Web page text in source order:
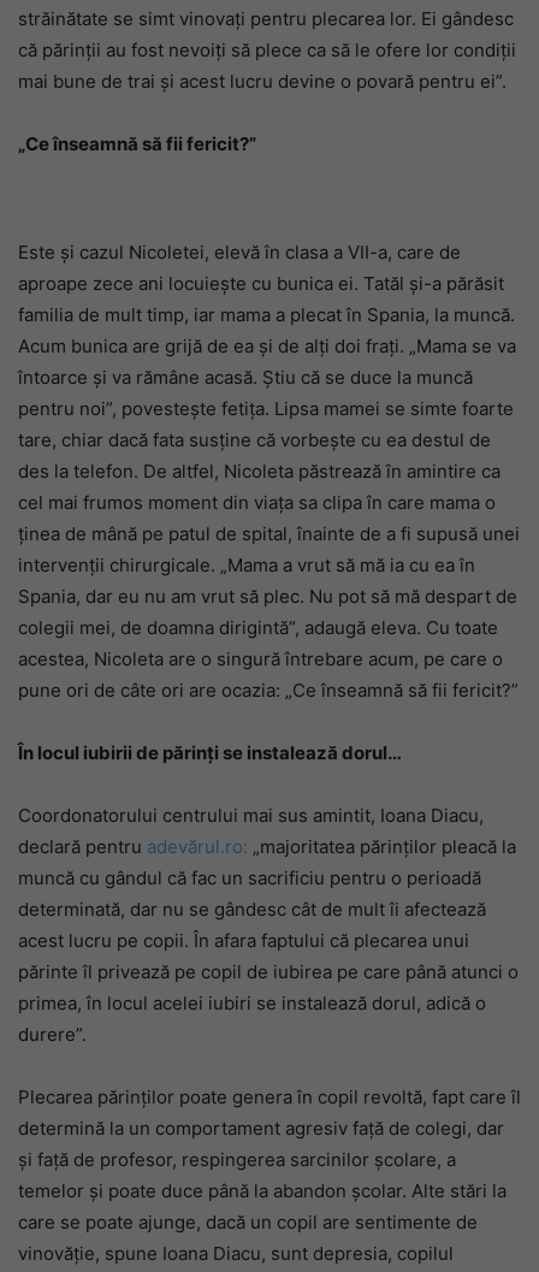
străinătate se simt vinovaţi pentru plecarea lor. Ei gândesc
că părinţii au fost nevoiţi să plece ca să le ofere lor condiţii
mai bune de trai şi acest lucru devine o povară pentru ei”.
„Ce înseamnă să fii fericit?”
Este şi cazul Nicoletei, elevă în clasa a VII-a, care de
aproape zece ani locuieşte cu bunica ei. Tatăl şi-a părăsit
familia de mult timp, iar mama a plecat în Spania, la muncă.
Acum bunica are grijă de ea şi de alţi doi fraţi. „Mama se va
întoarce şi va rămâne acasă. Ştiu că se duce la muncă
pentru noi”, povesteşte fetița. Lipsa mamei se simte foarte
tare, chiar dacă fata susţine că vorbeşte cu ea destul de
des la telefon. De altfel, Nicoleta păstrează în amintire ca
cel mai frumos moment din viaţa sa clipa în care mama o
ţinea de mână pe patul de spital, înainte de a fi supusă unei
intervenţii chirurgicale. „Mama a vrut să mă ia cu ea în
Spania, dar eu nu am vrut să plec. Nu pot să mă despart de
colegii mei, de doamna dirigintă”, adaugă eleva. Cu toate
acestea, Nicoleta are o singură întrebare acum, pe care o
pune ori de câte ori are ocazia: „Ce înseamnă să fii fericit?”
În locul iubirii de părinți se instalează dorul…
Coordonatorului centrului mai sus amintit, Ioana Diacu,
declară pentru adevărul.ro: „majoritatea părinţilor pleacă la
muncă cu gândul că fac un sacrificiu pentru o perioadă
determinată, dar nu se gândesc cât de mult îi afectează
acest lucru pe copii. În afara faptului că plecarea unui
părinte îl privează pe copil de iubirea pe care până atunci o
primea, în locul acelei iubiri se instalează dorul, adică o
durere”.
Plecarea părinţilor poate genera în copil revoltă, fapt care îl
determină la un comportament agresiv faţă de colegi, dar
şi faţă de profesor, respingerea sarcinilor şcolare, a
temelor şi poate duce până la abandon şcolar. Alte stări la
care se poate ajunge, dacă un copil are sentimente de
vinovăţie, spune Ioana Diacu, sunt depresia, copilul